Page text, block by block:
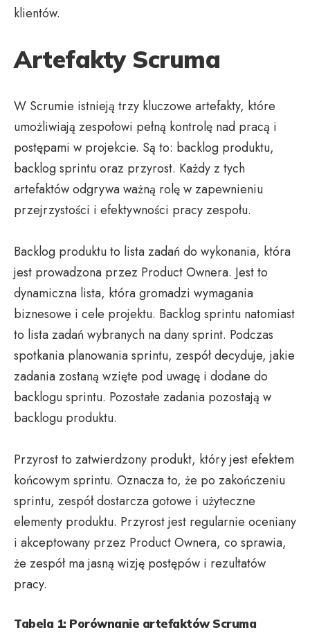
klientów.
Artefakty Scruma
W Scrumie istnieją trzy kluczowe artefakty, które
umożliwiają zespołowi pełną kontrolę nad pracą i
postępami w projekcie. Są to: backlog produktu,
backlog sprintu oraz przyrost. Każdy z tych
artefaktów odgrywa ważną rolę w zapewnieniu
przejrzystości i efektywności pracy zespołu.
Backlog produktu to lista zadań do wykonania, która
jest prowadzona przez Product Ownera. Jest to
dynamiczna lista, która gromadzi wymagania
biznesowe i cele projektu. Backlog sprintu natomiast
to lista zadań wybranych na dany sprint. Podczas
spotkania planowania sprintu, zespół decyduje, jakie
zadania zostaną wzięte pod uwagę i dodane do
backlogu sprintu. Pozostałe zadania pozostają w
backlogu produktu.
Przyrost to zatwierdzony produkt, który jest efektem
końcowym sprintu. Oznacza to, że po zakończeniu
sprintu, zespół dostarcza gotowe i użyteczne
elementy produktu. Przyrost jest regularnie oceniany
i akceptowany przez Product Ownera, co sprawia,
że zespół ma jasną wizję postępów i rezultatów
pracy.
Tabela 1: Porównanie artefaktów Scruma